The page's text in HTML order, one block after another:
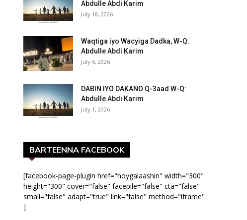
Abdulle Abdi Karim
July 18, 2026
Waqtiga iyo Wacyiga Dadka, W-Q:
Abdulle Abdi Karim
July 6, 2026
DABIN IYO DAKANO Q-3aad W-Q:
Abdulle Abdi Karim
July 1, 2026
BARTEENNA FACEBOOK
[facebook-page-plugin href="hoygalaashin" width="300"
height="300" cover="false" facepile="false" cta="false"
small="false" adapt="true" link="false" method="iframe"
]